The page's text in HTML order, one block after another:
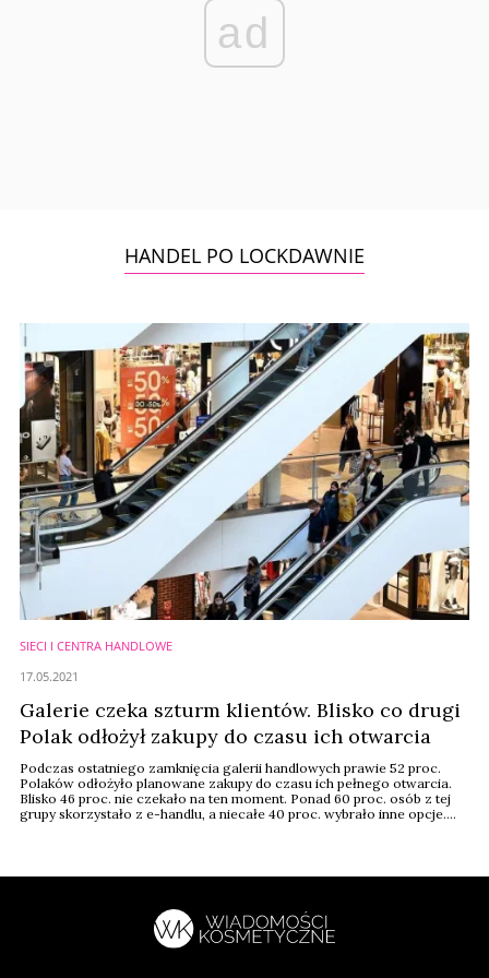
ad
HANDEL PO LOCKDAWNIE
SIECI I CENTRA HANDLOWE
Galerie czeka szturm klientów. Blisko co drugi
Polak odłożył zakupy do czasu ich otwarcia
Podczas ostatniego zamknięcia galerii handlowych prawie 52 proc.
Polaków odłożyło planowane zakupy do czasu ich pełnego otwarcia.
Blisko 46 proc. nie czekało na ten moment. Ponad 60 proc. osób z tej
grupy skorzystało z e-handlu, a niecałe 40 proc. wybrało inne opcje.
17.05.2021